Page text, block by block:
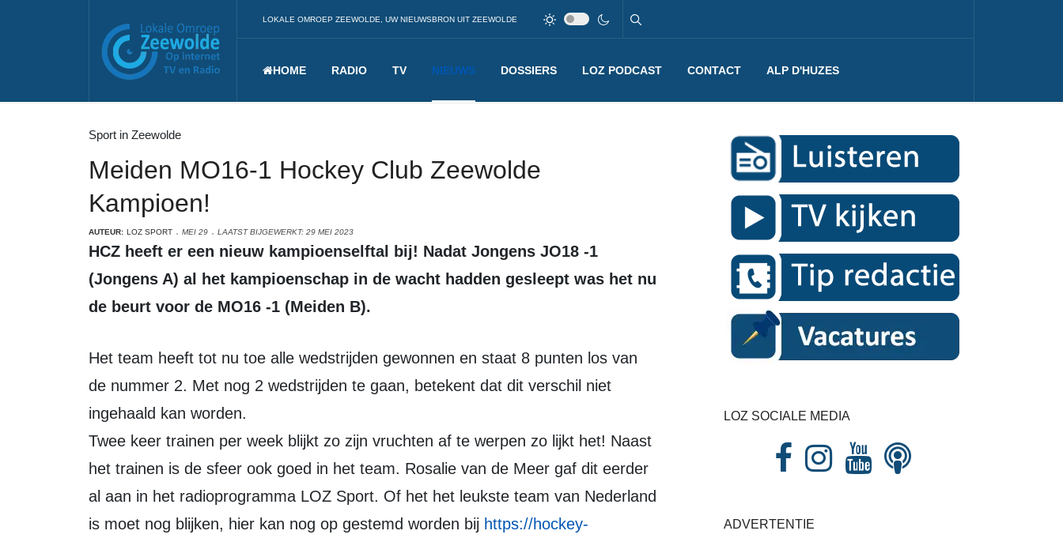
LOKALE OMROEP ZEEWOLDE, UW NIEUWSBRON UIT ZEEWOLDE
HOME RADIO TV NIEUWS DOSSIERS LOZ PODCAST CONTACT ALP D'HUZES
Sport in Zeewolde
Meiden MO16-1 Hockey Club Zeewolde
Kampioen!
AUTEUR: LOZ SPORT MEI 29 LAATST BIJGEWERKT: 29 MEI 2023
HCZ heeft er een nieuw kampioenselftal bij! Nadat Jongens JO18 -1
(Jongens A) al het kampioenschap in de wacht hadden gesleept was het nu
de beurt voor de MO16 -1 (Meiden B).
Het team heeft tot nu toe alle wedstrijden gewonnen en staat 8 punten los van
de nummer 2. Met nog 2 wedstrijden te gaan, betekent dat dit verschil niet
ingehaald kan worden.
Twee keer trainen per week blijkt zo zijn vruchten af te werpen zo lijkt het! Naast
het trainen is de sfeer ook goed in het team. Rosalie van de Meer gaf dit eerder
al aan in het radioprogramma LOZ Sport. Of het het leukste team van Nederland
is moet nog blijken, hier kan nog op gestemd worden bij https://hockey-
LOZ SOCIALE MEDIA
ADVERTENTIE